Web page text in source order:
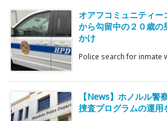
オアフコミュニティ
から勾留中の２０歳
かけ
Police search for inmate
【News】ホノルル
捜査プログラムの運用